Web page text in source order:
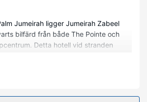
Jumeirah ligger Jumeirah Zabeel
bilfärd från både The Pointe och
Detta hotell vid stranden
i ett av de 405 luftkonditionerade